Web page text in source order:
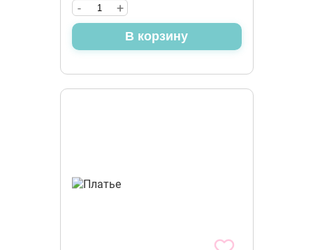
+
-
В корзину